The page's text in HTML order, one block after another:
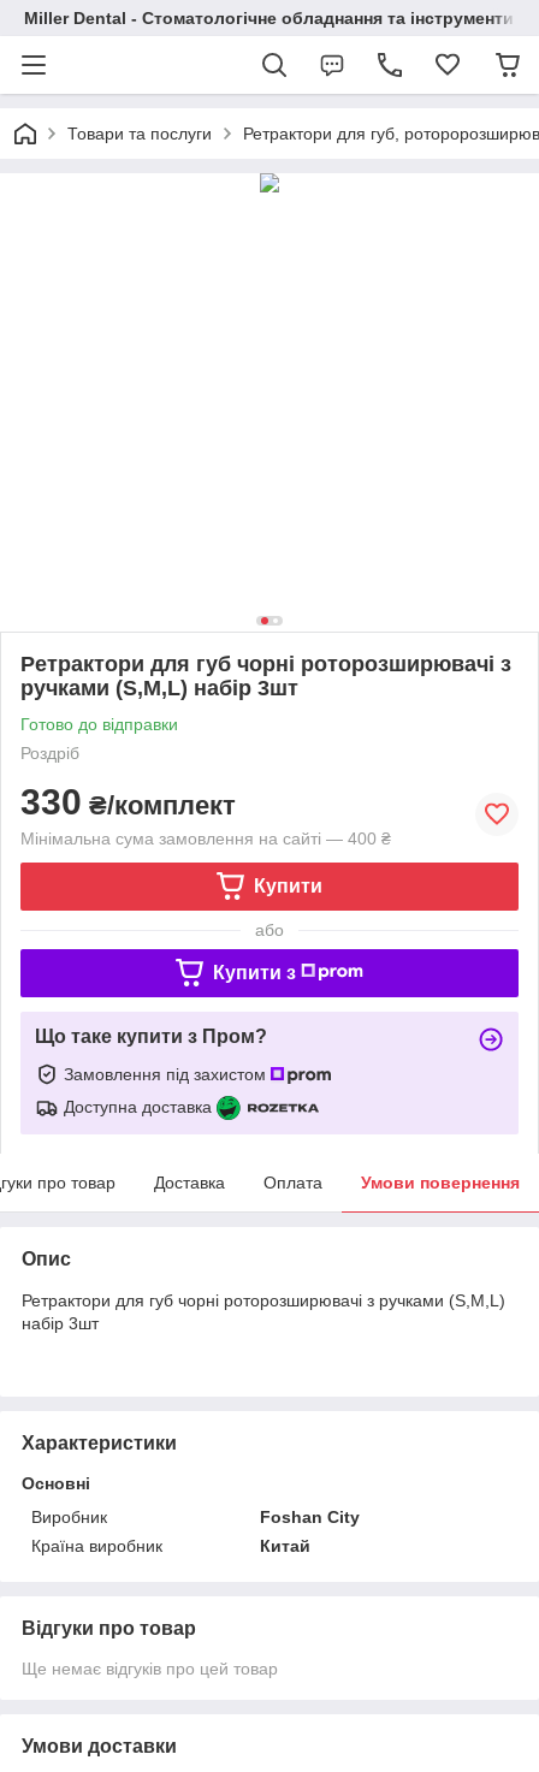
Miller Dental - Стоматологічне обладнання та інструменти
Товари та послуги Ретрактори для губ,
Ретрактори для губ чорні роторозширювачі з
ручками (S,M,L) набір 3шт
Готово до відправки
Роздріб
330 ₴/комплект
Мінімальна сума замовлення на сайті — 400 ₴
Купити
або
Купити з
Що таке купити з Пром?
Замовлення під захистом
Доступна доставка
про товар Доставка Оплата Умови повернення
Опис
Ретрактори для губ чорні роторозширювачі з ручками (S,M,L)
набір 3шт
Характеристики
Основні
Виробник
Foshan City
Країна виробник
Китай
Відгуки про товар
Ще немає відгуків про цей товар
Умови доставки